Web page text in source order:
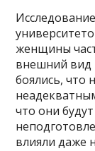
женщины
внешний вид
боялись, что
что они
влияли даже